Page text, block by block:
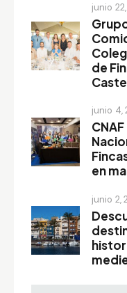
junio
de
junio 4,
en
junio 2,